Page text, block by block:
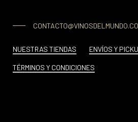
NUESTRAS TIENDAS ENVÍOS Y
TÉRMINOS Y CONDICIONES